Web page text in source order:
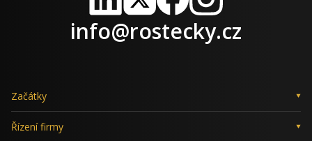
LinkedIn
X FacebookInstagram
info@rostecky.cz
Začátky
Řízení firmy